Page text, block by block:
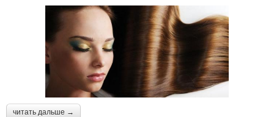
читать дальше →